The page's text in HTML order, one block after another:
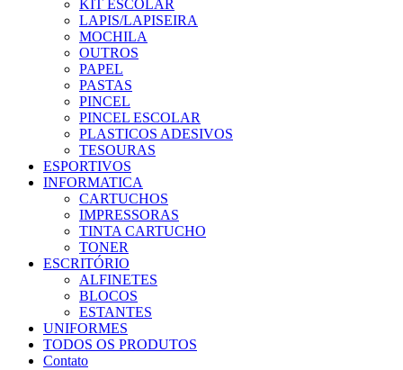
KIT ESCOLAR
LAPIS/LAPISEIRA
MOCHILA
OUTROS
PAPEL
PASTAS
PINCEL
PINCEL ESCOLAR
PLASTICOS ADESIVOS
TESOURAS
ESPORTIVOS
INFORMATICA
CARTUCHOS
IMPRESSORAS
TINTA CARTUCHO
TONER
ESCRITÓRIO
ALFINETES
BLOCOS
ESTANTES
UNIFORMES
TODOS OS PRODUTOS
Contato